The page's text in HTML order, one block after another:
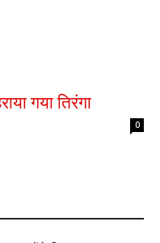
गया तिरंगा
0